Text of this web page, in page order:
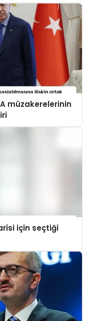
müzakerelerinin
için seçtiği